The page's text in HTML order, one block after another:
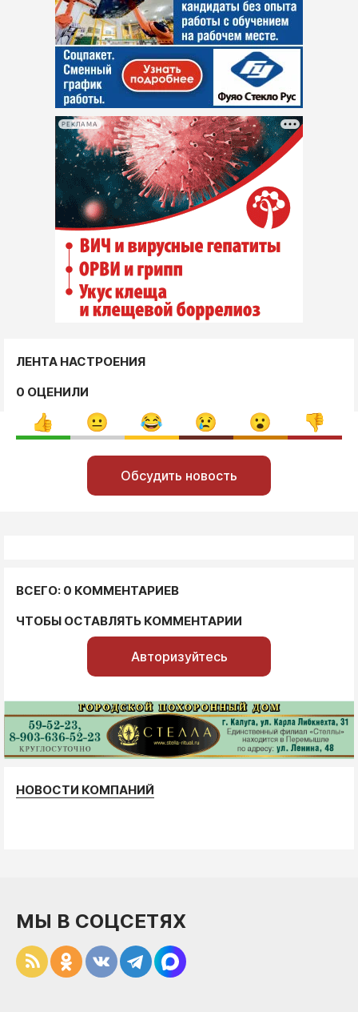
РЕКЛАМА
ЛЕНТА НАСТРОЕНИЯ
0 ОЦЕНИЛИ
Обсудить новость
ВСЕГО: 0 КОММЕНТАРИЕВ
ЧТОБЫ ОСТАВЛЯТЬ КОММЕНТАРИИ
Авторизуйтесь
НОВОСТИ КОМПАНИЙ
МЫ В СОЦСЕТЯХ